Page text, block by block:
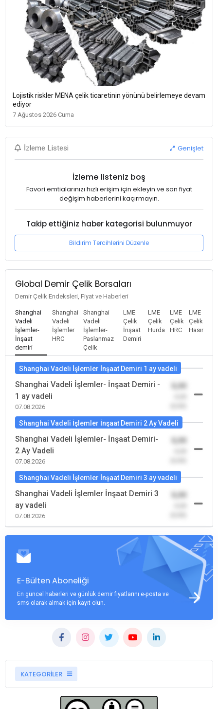
Lojistik riskler MENA çelik ticaretinin yönünü belirlemeye devam
ediyor
7 Ağustos 2026 Cuma
İzleme Listesi Genişlet
İzleme listeniz boş
Favori emtialarınızı hızlı erişim için ekleyin ve son fiyat
değişim haberlerini kaçırmayın.
Takip ettiğiniz haber kategorisi bulunmuyor
Bildirim Tercihlerini Düzenle
Global Demir Çelik Borsaları
Demir Çelik Endeksleri, Fiyat ve Haberleri
Shanghai
Vadeli
İşlemler-
İnşaat
demiri
Shanghai
Vadeli
İşlemler
HRC
Shanghai
Vadeli
İşlemler-
Paslanmaz
Çelik
LME
Çelik
İnşaat
Demiri
LME
Çelik
Hurda
LME
Çelik
HRC
LME
Çelik
Hasır
Shanghai Vadeli İşlemler İnşaat Demiri 1 ay vadeli
Shanghai Vadeli İşlemler- İnşaat Demiri -
1 ay vadeli
07.08.2026
0,00
Shanghai Vadeli İşlemler İnşaat Demiri 2 Ay Vadeli
Shanghai Vadeli İşlemler- İnşaat Demiri-
2 Ay Vadeli
07.08.2026
0,00
Shanghai Vadeli İşlemler İnşaat Demiri 3 ay vadeli
Shanghai Vadeli İşlemler İnşaat Demiri 3
ay vadeli
07.08.2026
0,00
E-Bülten Aboneliği
En güncel haberleri ve günlük demir fiyatlarını e-posta ve
sms olarak almak için kayıt olun.
KATEGORİLER